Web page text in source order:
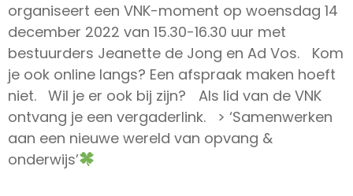
organiseert een VNK-moment op woensdag 14
december 2022 van 15.30-16.30 uur met
bestuurders Jeanette de Jong en Ad Vos. Kom
je ook online langs? Een afspraak maken hoeft
niet. Wil je er ook bij zijn? Als lid van de VNK
ontvang je een vergaderlink. > ‘Samenwerken
aan een nieuwe wereld van opvang &
onderwijs’